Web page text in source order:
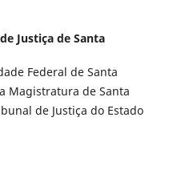
Justiça de Santa
Federal de Santa
Magistratura de Santa
de Justiça do Estado